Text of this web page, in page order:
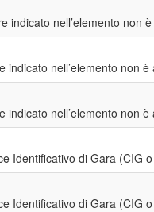
indicato nell’elemento
indicato nell’elemento non
indicato nell’elemento non
Identificativo di Gara (CIG
Identificativo di Gara (CIG